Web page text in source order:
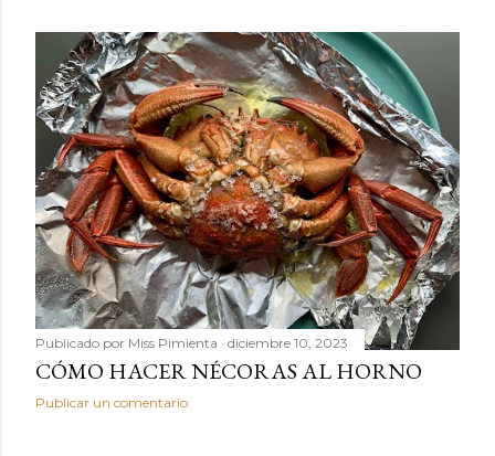
Publicado por Miss Pimienta diciembre 10, 2023
CÓMO HACER NÉCORAS AL HORNO
Publicar un comentario